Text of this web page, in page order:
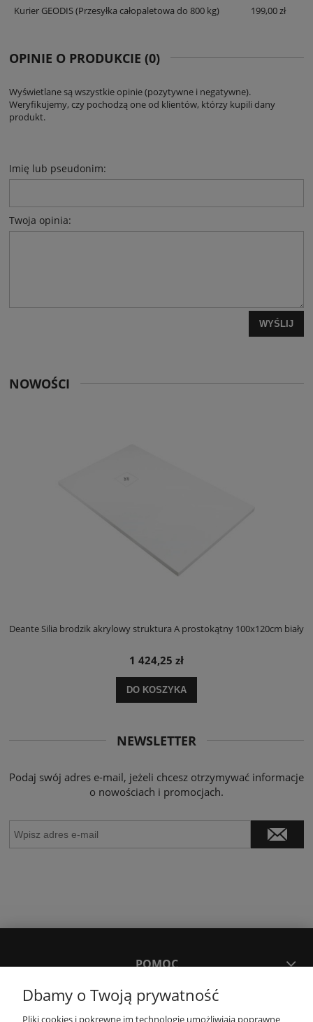
Kurier GEODIS(Przesyłka całopaletowa do 800 kg) 199,00 zł
OPINIE O PRODUKCIE (0)
Wyświetlane są wszystkie opinie (pozytywne i negatywne).
Weryfikujemy, czy pochodzą one od klientów, którzy kupili dany
produkt.
Imię lub pseudonim:
Twoja opinia:
WYŚLIJ
NOWOŚCI
Deante Silia brodzik akrylowy struktura A prostokątny 100x120cm biały
1 424,25 zł
DO KOSZYKA
NEWSLETTER
Podaj swój adres e-mail, jeżeli chcesz otrzymywać informacje
o nowościach i promocjach.
POMOC
MOJE KONTO
Dbamy o Twoją prywatność
Pliki cookies i pokrewne im technologie umożliwiają poprawne